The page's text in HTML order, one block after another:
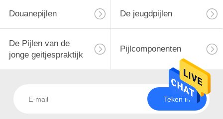
Douanepijlen De jeugdpijlen
De Pijlen van de
jonge geitjespraktijk
Pijlcomponenten
Teken in